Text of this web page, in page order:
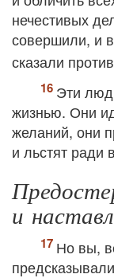
нечестивых
совершили, и
сказали
Эти
жизнью. Они
желаний, они
и льстят ради
и
Но вы,